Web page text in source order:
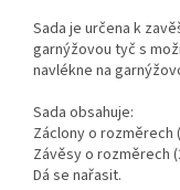
Sada je určena k
garnýžovou tyč s
navlékne na
Sada obsahuje:
Záclony o rozměrech
Závěsy o rozměrech
Dá se nařasit.